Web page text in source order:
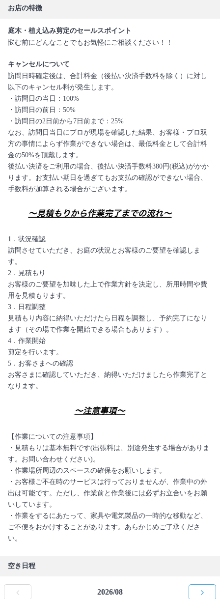
お店の特徴
庭木・植え込み剪定のセールスポイント
悩む前にどんなことでもお気軽にご相談ください！！
キャンセルについて
訪問日時確定後は、合計料金（後払い決済手数料を除く）に対し
以下のキャンセル料が発生します。
・訪問日の当日：100%
・訪問日の前日：50%
・訪問日の2日前から7日前まで：25%
なお、訪問日当日にプロが現場を確認した結果、お客様・プロ双
方の事情によらず作業ができない場合は、最低料金として合計料
金の50%を頂戴します。
後払い決済をご利用の場合、後払い決済手数料380円(税込)がかか
ります。お支払い期日を過ぎてもお支払の確認ができない場合、
手数料が加算される場合がございます。
1．状況確認
訪問させていただき、お庭の状況とお客様のご要望を確認しま
す。
2．見積もり
お客様のご要望を加味した上で作業方針を決定し、所用時間や費
用を見積もります。
3．日程調整
見積もり内容に納得いただけたら日程を調整し、予約完了になり
ます（その場で作業を開始できる場合もあります）。
4．作業開始
剪定を行います。
5．お客さまへの確認
お客さまに確認していただき、納得いただけましたら作業完了と
なります。
【作業についての注意事項】
・見積もりは基本無料です(出張料は、別途発生する場合がありま
す。お問い合わせください)。
・作業場所周辺のスペースの確保をお願いします。
・お客様ご不在時のサービスは行っておりませんが、作業中の外
出は可能です。ただし、作業前と作業後には必ずお立合いをお願
いしています。
・作業をするにあたって、家具や電気製品の一時的な移動など、
ご不便をおかけすることがあります。あらかじめご了承くださ
い。
空き日程
2026/08